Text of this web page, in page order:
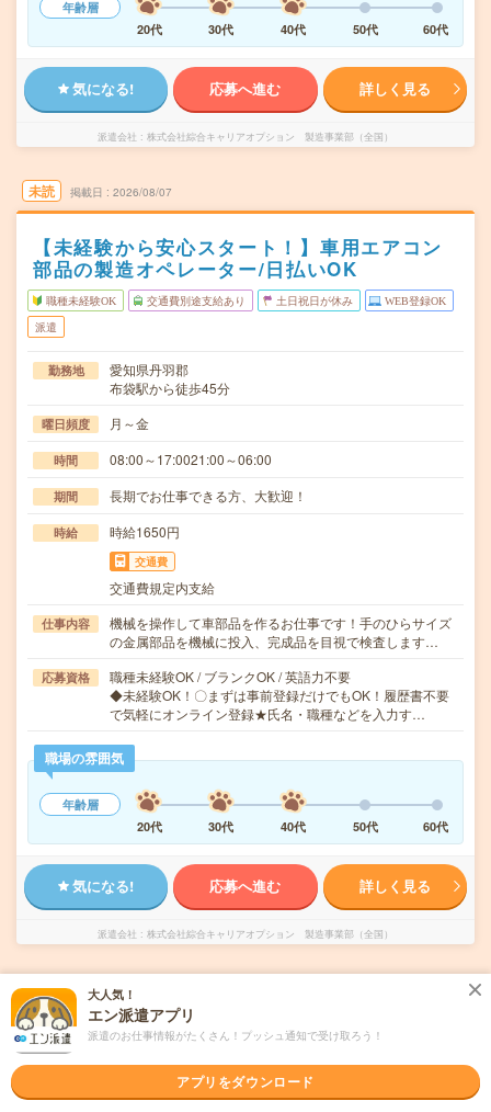
年齢層
20代
30代 40代 50代 60代
気になる! 応募へ進む 詳しく見る
派遣会社 株式会社綜合キャリアオプション 製造事業部（全国）
未読 掲載日 2026/08/07
【未経験から安心スタート！】車用エアコン
部品の製造オペレーター/日払いOK
職種未経験OK 交通費別途支給あり 土日祝日が休み WEB登録OK
派遣
勤務地
愛知県丹羽郡
布袋駅から徒歩45分
曜日頻度 月～金
時間 08:00～17:0021:00～06:00
期間 長期でお仕事できる方、大歓迎！
時給 時給1650円
交通費
交通費規定内支給
仕事内容
機械を操作して車部品を作るお仕事です！手のひらサイズ
の金属部品を機械に投入、完成品を目視で検査します…
応募資格
職種未経験OK / ブランクOK / 英語力不要
◆未経験OK！〇まずは事前登録だけでもOK！履歴書不要
で気軽にオンライン登録★氏名・職種などを入力す…
職場の雰囲気
年齢層
20代
30代 40代 50代 60代
気になる! 応募へ進む 詳しく見る
派遣会社 株式会社綜合キャリアオプション 製造事業部（全国）
未読 掲載日 2026/08/07
【経験者歓迎！】組立・加工・食品製造など/
日払いOK
交通費別途支給あり 土日祝日が休み WEB登録OK 派遣
大人気！
エン派遣アプリ
派遣のお仕事情報がたくさん！プッシュ通知で受け取ろう！
アプリをダウンロード